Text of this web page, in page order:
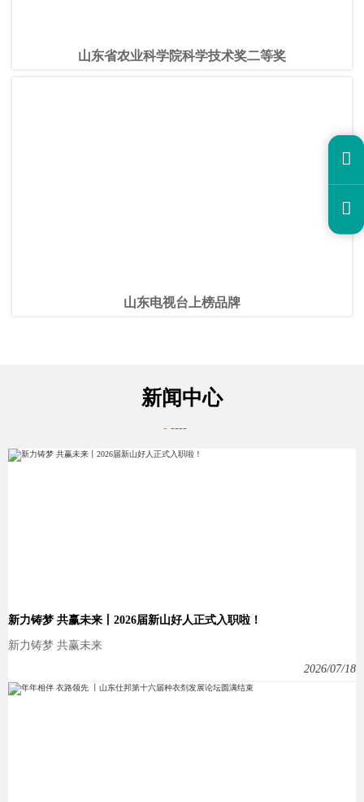
山东省农业科学院科学技术奖二等奖
山东电视台上榜品牌
新闻中心
- ----
新力铸梦 共赢未来丨2026届新山好人正式入职啦！
新力铸梦 共赢未来
2026/07/18

